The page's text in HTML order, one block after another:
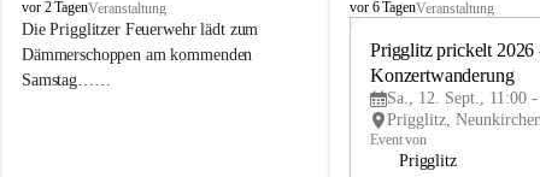
P
r
i
g
vor 2 TagenVeranstaltung
Die Prigglitzer Feuerwehr lädt zum
Dämmerschoppen am kommenden
Samstag……
P
vor 6 TagenVeranstaltung
Prigglitz prickelt 2026
Konzertwanderung
Sa., 12. Sept., 11:00
Event von
Prigglitz